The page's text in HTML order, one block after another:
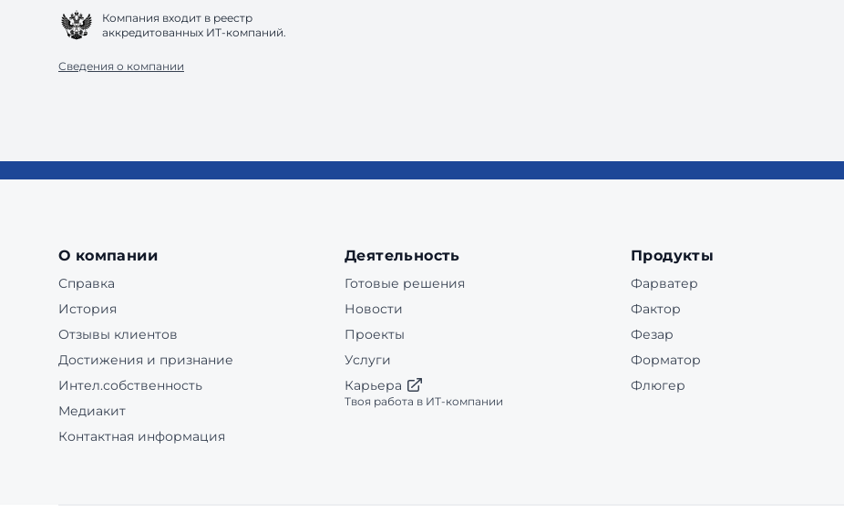
Компания входит в реестр
аккредитованных ИТ-компаний.
Сведения о компании
О компании
Справка
История
Отзывы клиентов
Достижения и признание
Интел.собственность
Медиакит
Контактная информация
Деятельность
Готовые решения
Новости
Проекты
Услуги
Карьера
Твоя работа в ИТ-компании
Продукты
Фарватер
Фактор
Фезар
Форматор
Флюгер